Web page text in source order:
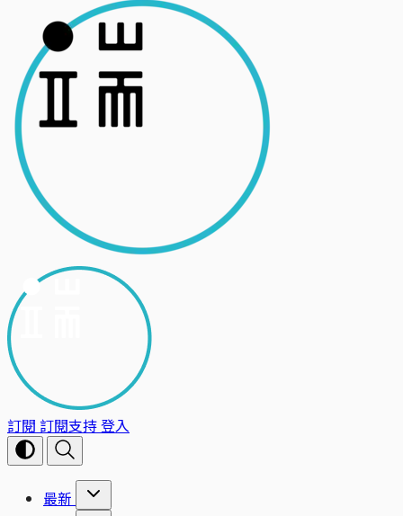
訂閱 訂閱支持登入
最新